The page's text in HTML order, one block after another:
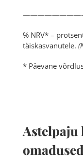
% NRV* –
täiskasvanutele.
* Päevane
Astelpaju